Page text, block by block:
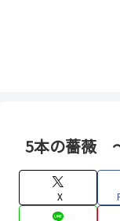
5本の薔薇
X